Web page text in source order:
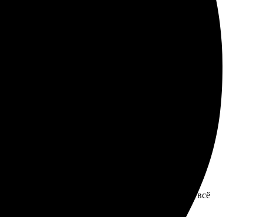
красивую рамку с изображением. Буду заказывать
в аккуратной упаковке. Качество на высоте, всё